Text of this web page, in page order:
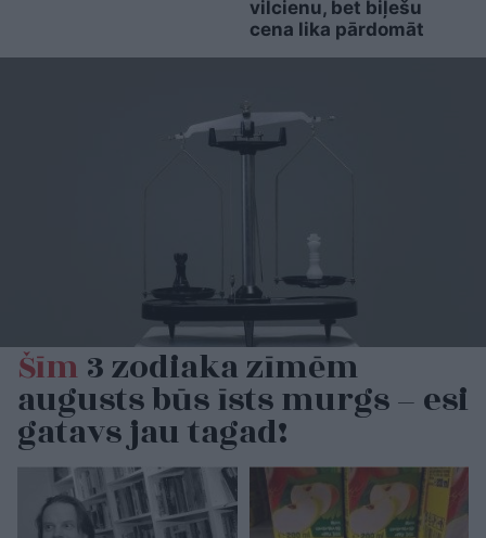
vilcienu, bet biļešu
cena lika pārdomāt
Šīm3 zodiaka zīmēm
augusts būs īsts murgs – esi
gatavs jau tagad!